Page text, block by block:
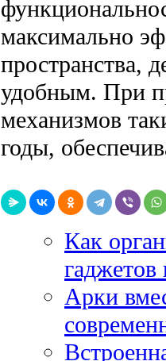
максимально
пространства,
удобным. При
механизмов
годы,
Как
Арки